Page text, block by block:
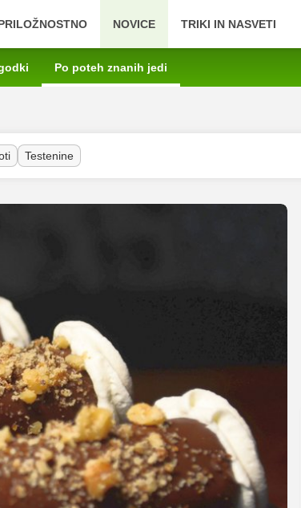
NOVICE TRIKI IN NASVETI
Po poteh znanih jedi
Testenine